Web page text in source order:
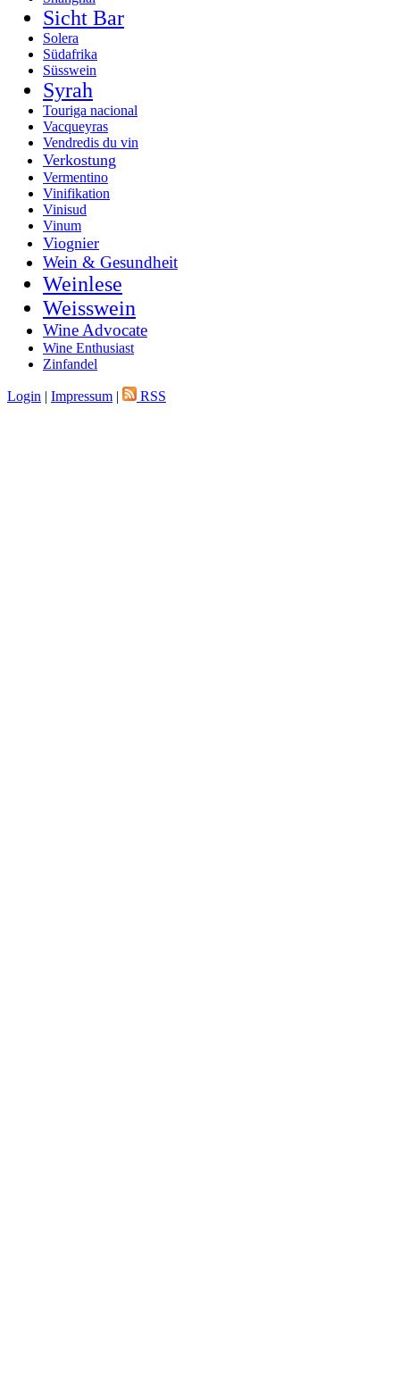
Sicht Bar
Solera
Südafrika
Süsswein
Syrah
Touriga nacional
Vacqueyras
Vendredis du vin
Verkostung
Vermentino
Vinifikation
Vinisud
Vinum
Viognier
Wein & Gesundheit
Weinlese
Weisswein
Wine Advocate
Wine Enthusiast
Zinfandel
Login | Impressum | RSS